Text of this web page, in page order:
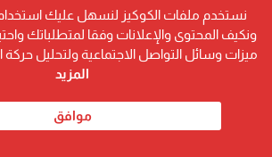
فرص عمل وتنمية متواصلة
رئيس الوزراء المصري، مصطفى مدبولي،
اتفاقية “مراسي ريد” أن المشروع وحده
نستخدم ملفات الكوكيز لنسهل عليك استخدام
ونكيف المحتوى والإعلانات وفقا لمتطلباتك
ميزات وسائل التواصل الاجتماعية ولتحليل حركة
المزيد
موافق